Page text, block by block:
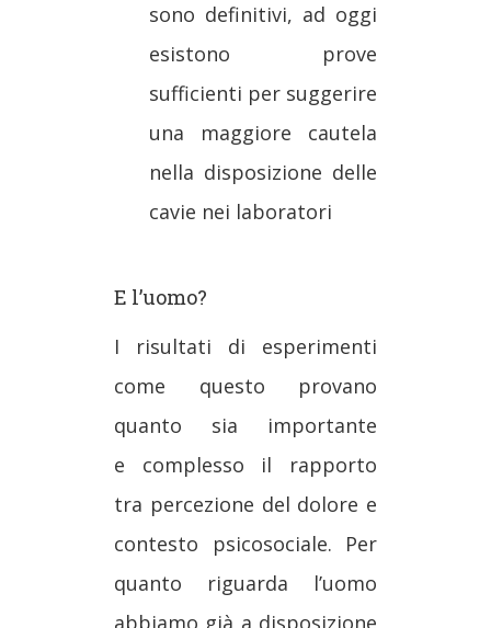
sono definitivi, ad oggi
esistono prove
sufficienti per suggerire
una maggiore cautela
nella disposizione delle
cavie nei laboratori
E l’uomo?
I risultati di esperimenti
come questo provano
quanto sia importante
e complesso il rapporto
tra percezione del dolore e
contesto psicosociale. Per
quanto riguarda l’uomo
abbiamo già a disposizione